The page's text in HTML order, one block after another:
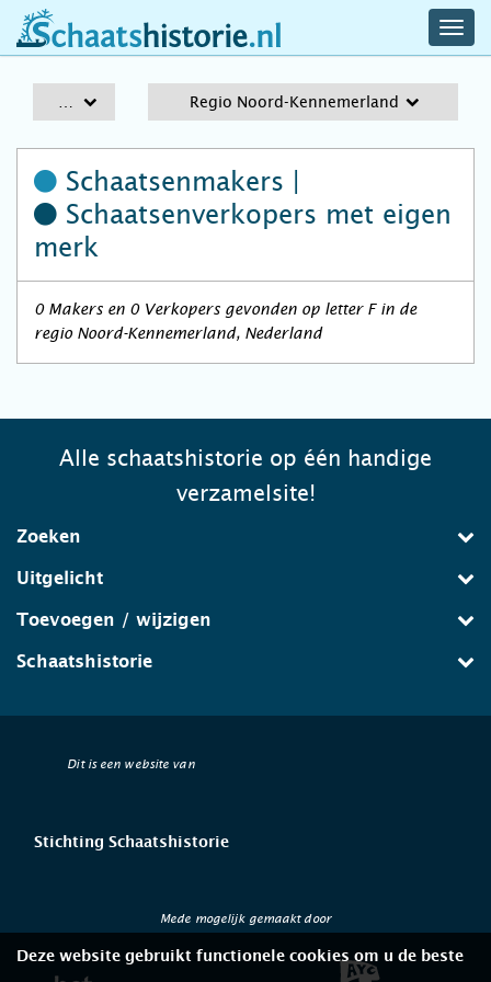
schaatshistorie.nl
Regio Noord-Kennemerland
Schaatsenmakers |
Schaatsenverkopers met eigen
merk
0 Makers en 0 Verkopers gevonden op letter F in de
regio Noord-Kennemerland, Nederland
Alle schaatshistorie op één handige
verzamelsite!
Zoeken
Uitgelicht
Toevoegen / wijzigen
Schaatshistorie
Dit is een website van
Stichting Schaatshistorie
Mede mogelijk gemaakt door
Deze website gebruikt functionele cookies om u de beste